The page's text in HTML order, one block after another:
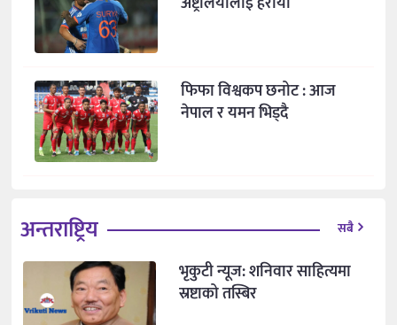
फिफा विश्वकप छनोट : आज
नेपाल र यमन भिड्दै
अन्तराष्ट्रिय सबै
भृकुटी न्यूज: शनिवार साहित्यमा
स्रष्टाको तस्बिर